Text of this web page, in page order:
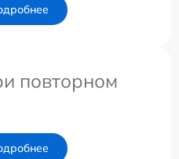
повторном